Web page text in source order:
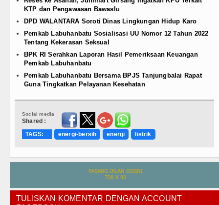
KTP dan Pengawasan Bawaslu
DPD WALANTARA Soroti Dinas Lingkungan Hidup Karo
Pemkab Labuhanbatu Sosialisasi UU Nomor 12 Tahun 2022
Tentang Kekerasan Seksual
BPK RI Serahkan Laporan Hasil Pemeriksaan Keuangan
Pemkab Labuhanbatu
Pemkab Labuhanbatu Bersama BPJS Tanjungbalai Rapat
Guna Tingkatkan Pelayanan Kesehatan
Social media
Shared :
TAGS:
energi-bersih energi listrik
TULISKAN KOMENTAR DENGAN ACCOUNT